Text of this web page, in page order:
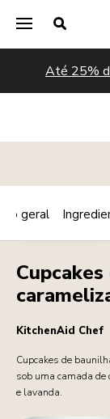
Até 25%
SOBREMESAS
KitchenAid Chef
Cupcakes de
sob uma camada de
e lavanda.
geral